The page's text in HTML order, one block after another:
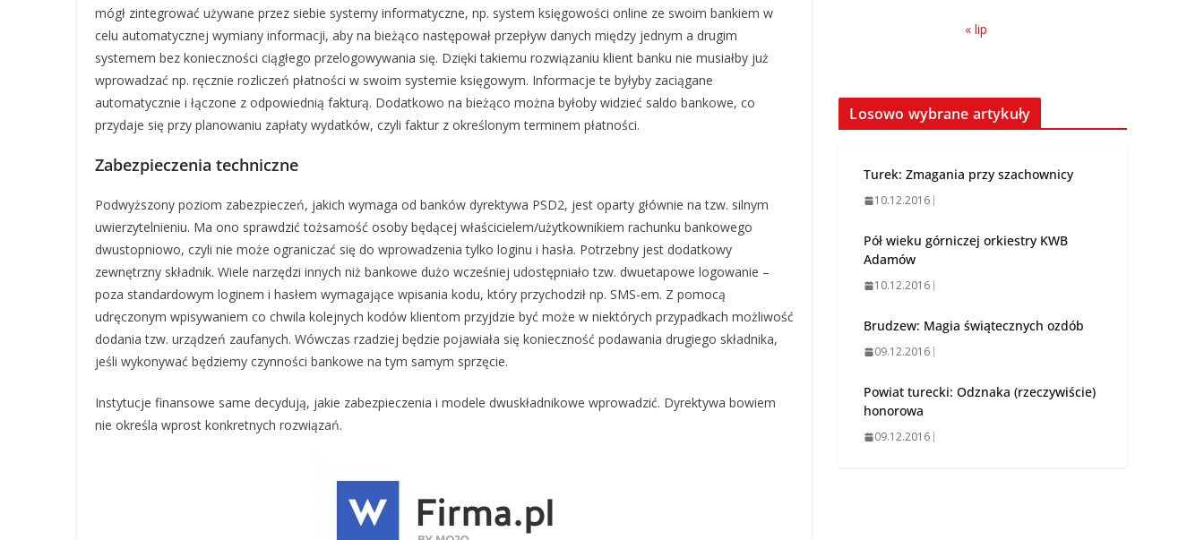
mógł zintegrować używane przez siebie systemy informatyczne, np. system księgowości online ze swoim bankiem w
celu automatycznej wymiany informacji, aby na bieżąco następował przepływ danych między jednym a drugim
systemem bez konieczności ciągłego przelogowywania się. Dzięki takiemu rozwiązaniu klient banku nie musiałby już
wprowadzać np. ręcznie rozliczeń płatności w swoim systemie księgowym. Informacje te byłyby zaciągane
automatycznie i łączone z odpowiednią fakturą. Dodatkowo na bieżąco można byłoby widzieć saldo bankowe, co
przydaje się przy planowaniu zapłaty wydatków, czyli faktur z określonym terminem płatności.
Zabezpieczenia techniczne
Podwyższony poziom zabezpieczeń, jakich wymaga od banków dyrektywa PSD2, jest oparty głównie na tzw. silnym
uwierzytelnieniu. Ma ono sprawdzić tożsamość osoby będącej właścicielem/użytkownikiem rachunku bankowego
dwustopniowo, czyli nie może ograniczać się do wprowadzenia tylko loginu i hasła. Potrzebny jest dodatkowy
zewnętrzny składnik. Wiele narzędzi innych niż bankowe dużo wcześniej udostępniało tzw. dwuetapowe logowanie –
poza standardowym loginem i hasłem wymagające wpisania kodu, który przychodził np. SMS-em. Z pomocą
udręczonym wpisywaniem co chwila kolejnych kodów klientom przyjdzie być może w niektórych przypadkach możliwość
dodania tzw. urządzeń zaufanych. Wówczas rzadziej będzie pojawiała się konieczność podawania drugiego składnika,
jeśli wykonywać będziemy czynności bankowe na tym samym sprzęcie.
Instytucje finansowe same decydują, jakie zabezpieczenia i modele dwuskładnikowe wprowadzić. Dyrektywa bowiem
nie określa wprost konkretnych rozwiązań.
rozpoczęła
przygotowania do
07.08.2026
« lip
Losowo wybrane artykuły
Turek: Zmagania przy szachownicy
10.12.2016
Pół wieku górniczej orkiestry KWB
Adamów
10.12.2016
Brudzew: Magia świątecznych ozdób
09.12.2016
Powiat turecki: Odznaka (rzeczywiście)
honorowa
09.12.2016